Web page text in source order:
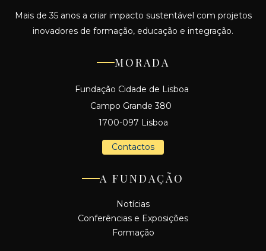
Mais de 35 anos a criar impacto sustentável com projetos
inovadores de formação, educação e integração.
MORADA
Fundação Cidade de Lisboa
Campo Grande 380
1700-097 Lisboa
Contactos
A FUNDAÇÃO
Notícias
Conferências e Exposições
Formação